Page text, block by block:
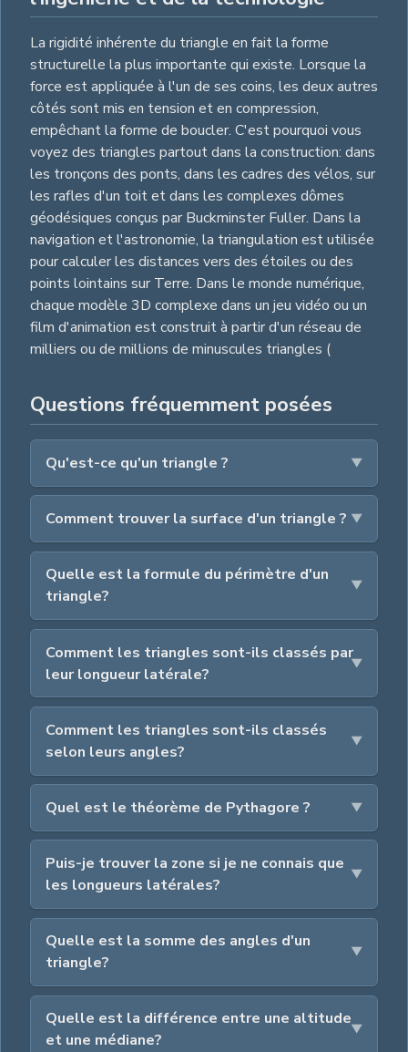
La rigidité inhérente du triangle en fait la forme
structurelle la plus importante qui existe. Lorsque la
force est appliquée à l'un de ses coins, les deux autres
côtés sont mis en tension et en compression,
empêchant la forme de boucler. C'est pourquoi vous
voyez des triangles partout dans la construction: dans
les tronçons des ponts, dans les cadres des vélos, sur
les rafles d'un toit et dans les complexes dômes
géodésiques conçus par Buckminster Fuller. Dans la
navigation et l'astronomie, la triangulation est utilisée
pour calculer les distances vers des étoiles ou des
points lointains sur Terre. Dans le monde numérique,
chaque modèle 3D complexe dans un jeu vidéo ou un
film d'animation est construit à partir d'un réseau de
milliers ou de millions de minuscules triangles (
Questions fréquemment posées
Qu'est-ce qu'un triangle ?
Comment trouver la surface d'un triangle ?
Quelle est la formule du périmètre d'un
triangle?
Comment les triangles sont-ils classés par
leur longueur latérale?
Comment les triangles sont-ils classés
selon leurs angles?
Quel est le théorème de Pythagore ?
Puis-je trouver la zone si je ne connais que
les longueurs latérales?
Quelle est la somme des angles d'un
triangle?
Quelle est la différence entre une altitude
et une médiane?